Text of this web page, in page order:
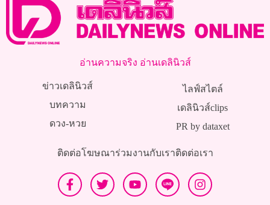
อ่านความจริง อ่านเดลินิวส์
ข่าวเดลินิวส์
บทความ
ดวง-หวย
ไลฟ์สไตล์
เดลินิวส์clips
PR by dataxet
ติดต่อโฆษณาร่วมงานกับเราติดต่อเรา